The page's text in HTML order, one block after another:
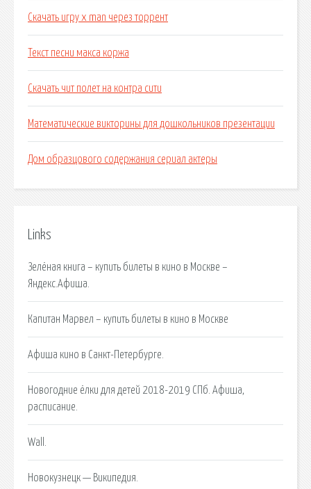
Скачать игру x man через торрент
Текст песни макса коржа
Скачать чит полет на контра сити
Математические викторины для дошкольников презентации
Дом образцового содержания сериал актеры
Links
Зелёная книга – купить билеты в кино в Москве –
Яндекс.Афиша.
Капитан Марвел – купить билеты в кино в Москве
Афиша кино в Санкт-Петербурге.
Новогодние ёлки для детей 2018-2019 СПб. Афиша,
расписание.
Wall.
Новокузнецк — Википедия.